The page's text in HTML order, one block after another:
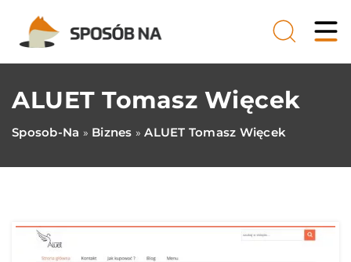
ALUET Tomasz Więcek
Sposob-Na » Biznes »ALUET Tomasz Więcek